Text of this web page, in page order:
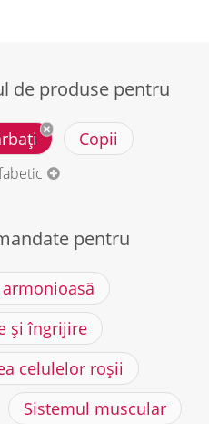
de produse pentru
Copii
pentru
și îngrijire
celulelor roșii
Sistemul muscular